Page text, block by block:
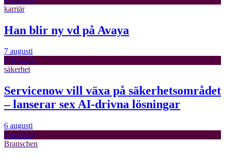
karriär
Han blir ny vd på Avaya
7 augusti
Premium
säkerhet
Servicenow vill växa på säkerhetsområdet
– lanserar sex AI-drivna lösningar
6 augusti
Premium
Branschen